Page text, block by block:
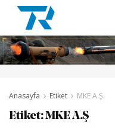
Anasayfa Etiket MKE A.Ş
Etiket:MKE A.Ş